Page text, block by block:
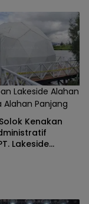
Lakeside Alahan
Alahan Panjang
Kenakan
Lakeside